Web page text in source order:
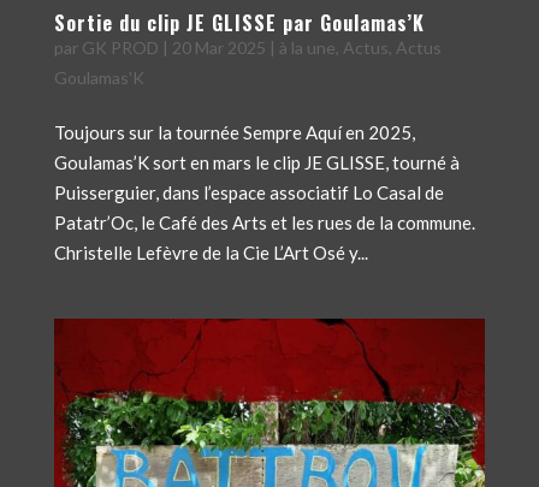
Sortie du clip JE GLISSE par Goulamas’K
par GK PROD | 20 Mar 2025 | à la une Actus Actus
Goulamas'K
Toujours sur la tournée Sempre Aquí en 2025,
Goulamas’K sort en mars le clip JE GLISSE, tourné à
Puisserguier, dans l’espace associatif Lo Casal de
Patatr’Oc, le Café des Arts et les rues de la commune.
Christelle Lefèvre de la Cie L’Art Osé y...